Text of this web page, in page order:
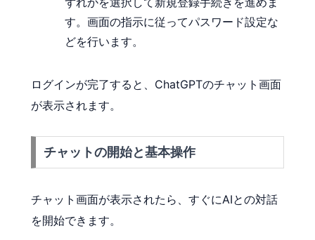
す。画面の指示に従ってパスワード設定な
どを行います。
ログインが完了すると、ChatGPTのチャット画面
が表示されます。
チャットの開始と基本操作
チャット画面が表示されたら、すぐにAIとの対話
を開始できます。